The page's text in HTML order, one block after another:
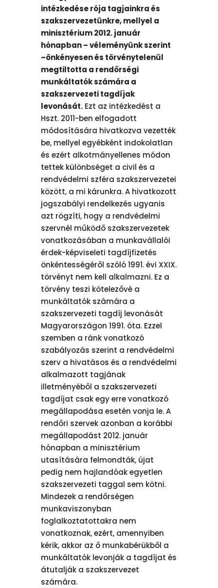
intézkedése rója tagjainkra és
szakszervezetünkre, mellyel a
minisztérium 2012. január
hónapban – véleményünk szerint
–önkényesen és törvénytelenül
megtiltotta a rendőrségi
munkáltatók számára a
szakszervezeti tagdíjak
levonását. Ezt az intézkedést a
Hszt. 2011-ben elfogadott
módosítására hivatkozva vezették
be, mellyel egyébként indokolatlan
és ezért alkotmányellenes módon
tettek különbséget a civil és a
rendvédelmi szféra szakszervezetei
között, a mi kárunkra. A hivatkozott
jogszabályi rendelkezés ugyanis
azt rögzíti, hogy a rendvédelmi
szervnél működő szakszervezetek
vonatkozásában a munkavállalói
érdek-képviseleti tagdíjfizetés
önkéntességéről szóló 1991. évi XXIX.
törvényt nem kell alkalmazni. Ez a
törvény teszi kötelezővé a
munkáltatók számára a
szakszervezeti tagdíj levonását
Magyarországon 1991. óta. Ezzel
szemben a ránk vonatkozó
szabályozás szerint a rendvédelmi
szerv a hivatásos és a rendvédelmi
alkalmazott tagjának
illetményéből a szakszervezeti
tagdíjat csak egy erre vonatkozó
megállapodása esetén vonja le. A
rendőri szervek azonban a korábbi
megállapodást 2012. január
hónapban a minisztérium
utasítására felmondták, újat
pedig nem hajlandóak egyetlen
szakszervezeti taggal sem kötni.
Mindezek a rendőrségen
munkaviszonyban
foglalkoztatottakra nem
vonatkoznak, ezért, amennyiben
kérik, akkor az ő munkabérükből a
munkáltatók levonják a tagdíjat és
átutalják a szakszervezet
számára.